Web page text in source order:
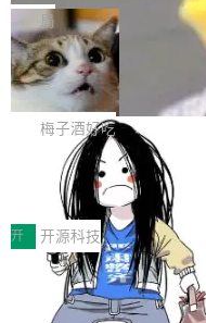
可控性和代码质量提出了更
安全与合规要求。对于大多
有云模型能够满足快速试用
但对于金融、能源、医疗
各业的Agent走向规模化建
渐丰富，用户关注的重点也
让AI用起来，还要进一步看
Token花在哪里、算力是否
续增长的AI成本该如何优
正是围绕这些实际问题，
理两个方面，让用户的每一
得住、用得稳、省得下、
始，Token使用一目...
Bigtable 作者之一。
Gemini 的架构师。Google
ean 在 Google 工作了 27
不是一个人走。一同离开
wat（Google 员工编号 23
年的编程搭档，
作者）、Quoc Le（
q2Seq 和 DocAI 的共同发
yals（Gemini 联合负责人
局
🔥 SolonCode
字体可调、22 种语言、
打开终端就能上岗的全中
把「看得清、用母语、记
齐。 SolonCode 是什么
耳科技研发的企业级终端
中文驱动的数字员工，自主
骤、编写代码。不挑模型、
装完即用。 开源地址：
b 安装 支持 Java 8+（
x / Windows / Harmony
梅子酒好吃
让“代码语义理解”深度
价值潜能：华为云码道
代码仓技术解析
一、代码仓深度理解技术
程实践中，代码仓是企业核
体。企业级代码仓库通常
个文件，其规模远超单次模
文窗口。随着项目规模的
开 开源科技
一条“删库”命令跑 17 小
师删光 89TB 数据只为干
最高人民检察院8月4日公